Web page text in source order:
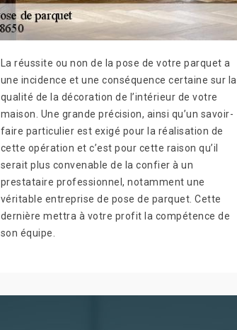
La réussite ou non de la pose de votre parquet a
une incidence et une conséquence certaine sur la
qualité de la décoration de l’intérieur de votre
maison. Une grande précision, ainsi qu’un savoir-
faire particulier est exigé pour la réalisation de
cette opération et c’est pour cette raison qu’il
serait plus convenable de la confier à un
prestataire professionnel, notamment une
véritable entreprise de pose de parquet. Cette
dernière mettra à votre profit la compétence de
son équipe.